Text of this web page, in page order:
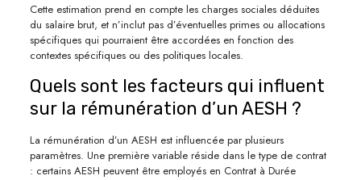
Cette estimation prend en compte les charges sociales déduites
du salaire brut, et n’inclut pas d’éventuelles primes ou allocations
spécifiques qui pourraient être accordées en fonction des
contextes spécifiques ou des politiques locales.
Quels sont les facteurs qui influent
sur la rémunération d’un AESH ?
La rémunération d’un AESH est influencée par plusieurs
paramètres. Une première variable réside dans le type de contrat
: certains AESH peuvent être employés en Contrat à Durée